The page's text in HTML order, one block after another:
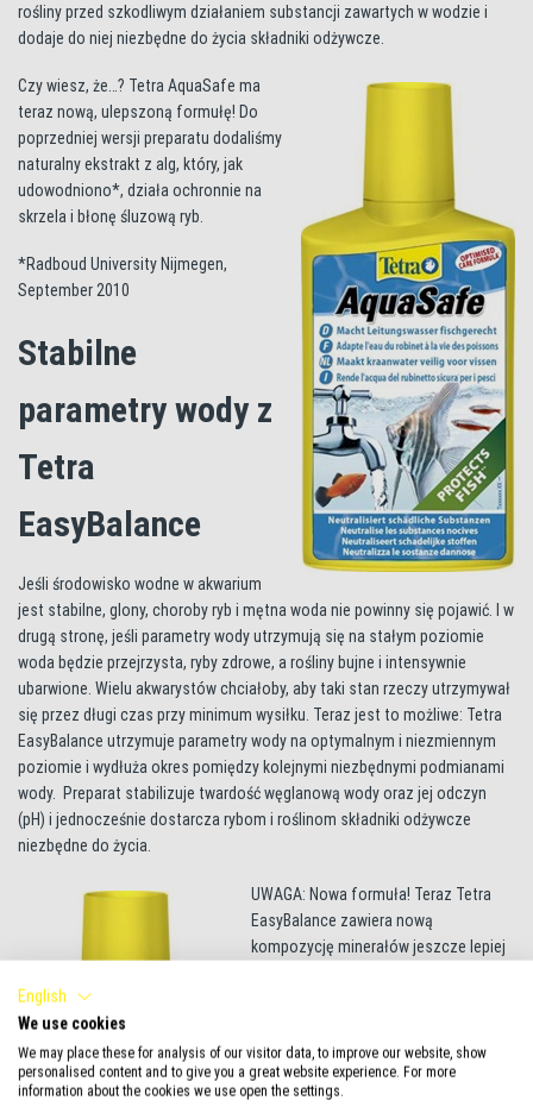
rośliny przed szkodliwym działaniem substancji zawartych w wodzie i
dodaje do niej niezbędne do życia składniki odżywcze.
Czy wiesz, że…? Tetra AquaSafe ma
teraz nową, ulepszoną formułę! Do
poprzedniej wersji preparatu dodaliśmy
naturalny ekstrakt z alg, który, jak
udowodniono*, działa ochronnie na
skrzela i błonę śluzową ryb.
*Radboud University Nijmegen,
September 2010
Stabilne
parametry wody z
Tetra
EasyBalance
Jeśli środowisko wodne w akwarium
jest stabilne, glony, choroby ryb i mętna woda nie powinny się pojawić. I w
drugą stronę, jeśli parametry wody utrzymują się na stałym poziomie
woda będzie przejrzysta, ryby zdrowe, a rośliny bujne i intensywnie
ubarwione. Wielu akwarystów chciałoby, aby taki stan rzeczy utrzymywał
się przez długi czas przy minimum wysiłku. Teraz jest to możliwe: Tetra
EasyBalance utrzymuje parametry wody na optymalnym i niezmiennym
poziomie i wydłuża okres pomiędzy kolejnymi niezbędnymi podmianami
wody. Preparat stabilizuje twardość węglanową wody oraz jej odczyn
(pH) i jednocześnie dostarcza rybom i roślinom składniki odżywcze
niezbędne do życia.
UWAGA: Nowa formuła! Teraz Tetra
EasyBalance zawiera nową
kompozycję minerałów jeszcze lepiej
AUTOR: Tetra GmbH
DATA: 12.09.2016
English
We use cookies
We may place these for analysis of our visitor data, to improve our website, show
personalised content and to give you a great website experience. For more
information about the cookies we use open the settings.